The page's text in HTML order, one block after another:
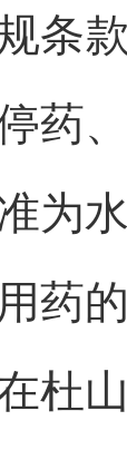
条
药
为
药
山